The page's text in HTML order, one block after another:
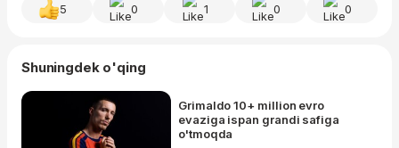
5 0 1 0 0
Shuningdek o'qing
Grimaldo 10+ million evro
evaziga ispan grandi safiga
o'tmoqda